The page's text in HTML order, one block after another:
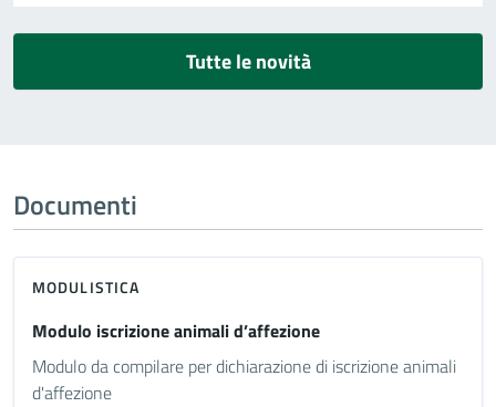
Tutte le novità
Documenti
MODULISTICA
Modulo iscrizione animali d’affezione
Modulo da compilare per dichiarazione di iscrizione animali
d'affezione